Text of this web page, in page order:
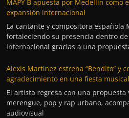
MAPY B apuesta por Medellín como
expansión internacional
La cantante y compositora española
fortaleciendo su presencia dentro
internacional gracias a una
Alexis Martinez estrena “Bendito” y
agradecimiento en una fiesta musical
El artista regresa con una
merengue, pop y rap urbano,
audiovisual